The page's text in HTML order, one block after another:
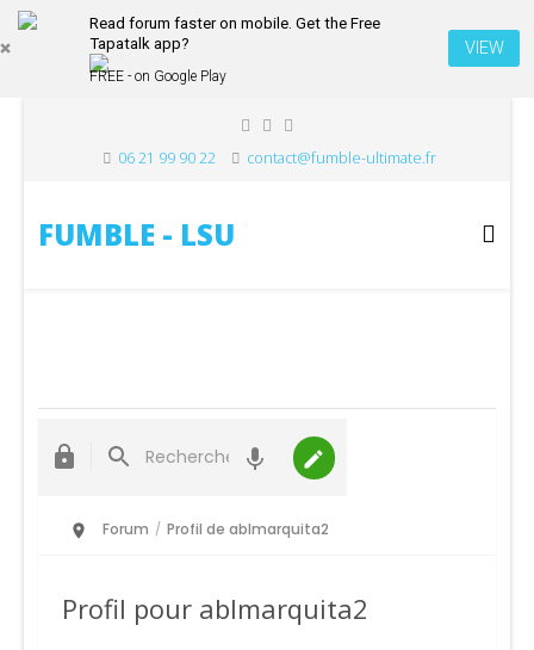
Read forum faster on mobile. Get the Free
Tapatalk app?
FREE - on Google Play
VIEW
06 21 99 90 22 contact@fumble-ultimate.fr
FUMBLE - LSU
Forum / Profil de ablmarquita2
Profil pour ablmarquita2